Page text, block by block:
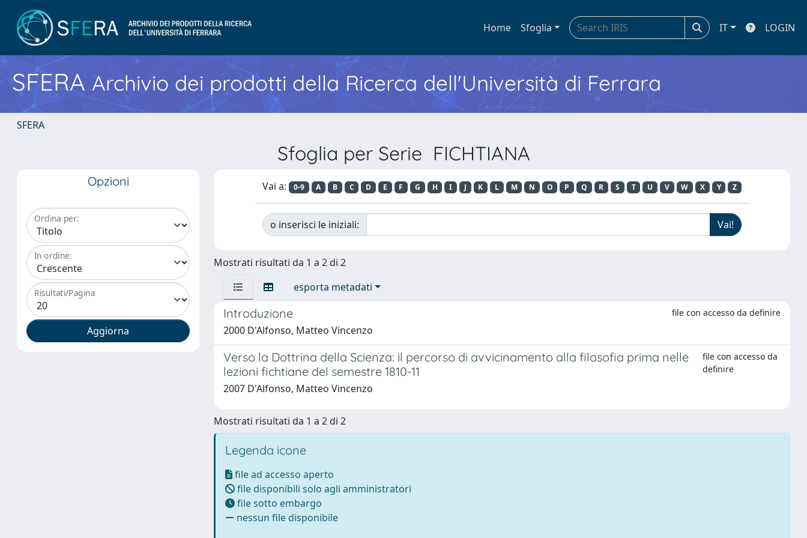
Home Sfoglia IT LOGIN
SFERA Archivio dei prodotti della Ricerca dell'Università di Ferrara
SFERA
Sfoglia per Serie FICHTIANA
Opzioni
Ordina per:
In ordine:
Risultati/Pagina
Vai a: 0-9 A B C D E F G H I J K L M N O P Q R S T U V W X Y Z
o inserisci le iniziali:
Mostrati risultati da 1 a 2 di 2
esporta metadati
Introduzione file con accesso da definire
2000 D'Alfonso, Matteo Vincenzo
Verso la Dottrina della Scienza: il percorso di avvicinamento alla filosofia prima nelle
lezioni fichtiane del semestre 1810-11
file con accesso da
definire
2007 D'Alfonso, Matteo Vincenzo
Mostrati risultati da 1 a 2 di 2
Legenda icone
file ad accesso aperto
file disponibili solo agli amministratori
file sotto embargo
nessun file disponibile